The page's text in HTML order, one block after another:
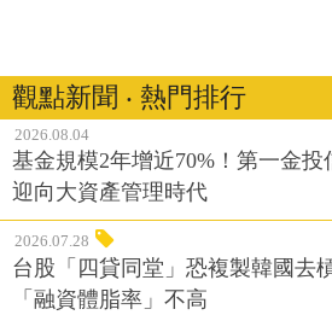
觀點新聞 ‧ 熱門排行
2026.08.04
基金規模2年增近70%！第一金
迎向大資產管理時代
2026.07.28
台股「四貸同堂」恐複製韓國去
「融資體脂率」不高